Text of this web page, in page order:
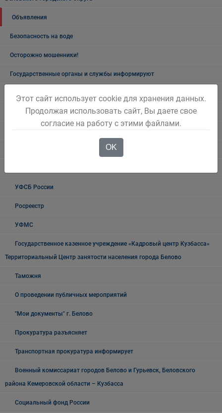
Объявления
Безопасность на воде
Осторожно мошенники!
Государственные органы и службы информируют
Налоговая инспекция информирует
УФСБ России
Росреестр
УФМС
Государственное казенное учреждение «Кадровый центр Кузбасса»
Территориальный Центр занятости населения города Белово
Таможня
О проведении публичных мероприятий
"Мои документы" г. Белово
Прокуратура разъясняет
Транспортная прокуратура информирует
Военный комиссариат городов Белово и Гурьевск, Беловского
района Кемеровской области – Кузбасса
Социальный фонд России
Этот сайт использует cookie для хранения данных.
Продолжая использовать сайт, Вы даете свое
согласие на работу с этими файлами.
OK